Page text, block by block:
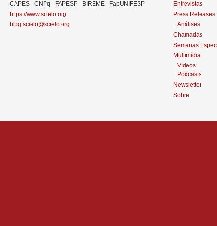
CAPES - CNPq - FAPESP - BIREME - FapUNIFESP
https://www.scielo.org
blog.scielo@scielo.org
Entrevistas
Press Releases
Análises
Chamadas
Semanas
Multimídia
Vídeos
Podcasts
Newsletter
Sobre